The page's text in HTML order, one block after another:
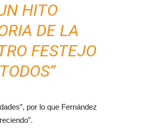
HITO
DE LA
FESTEJO
por lo que Fernández